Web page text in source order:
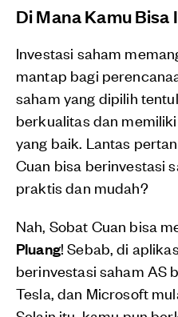
Di Mana Kamu
Investasi saham
mantap bagi
saham yang dipilih
berkualitas dan
yang baik. Lantas
Cuan bisa berinvestasi
praktis dan mudah?
Nah, Sobat Cuan bisa
Pluang! Sebab, di
berinvestasi saham AS
Tesla, dan Microsoft